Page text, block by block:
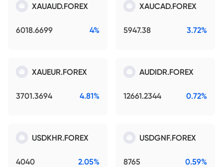
XAUAUD.FOREX
6018.6699 4%
XAUCAD.FOREX
5947.38 3.72%
XAUEUR.FOREX
3701.3694 4.81%
AUDIDR.FOREX
12661.2344 0.72%
USDKHR.FOREX
4040 2.05%
USDGNF.FOREX
8765 0.59%